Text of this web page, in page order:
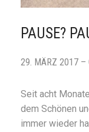
PAUSE?
29. MÄRZ 2017 –
Seit acht
dem Schönen
immer wieder